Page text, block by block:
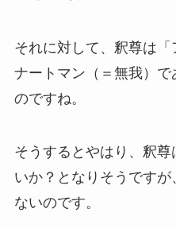
それに対して、釈尊は
ナートマン（＝無我）
のですね。
そうするとやはり、釈
いか？となりそうです
ないのです。